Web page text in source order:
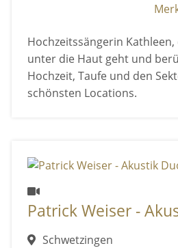
Hochzeitssängerin
unter die Haut geht und
Hochzeit, Taufe und den
schönsten Locations.
Patrick Weiser -
Schwetzingen